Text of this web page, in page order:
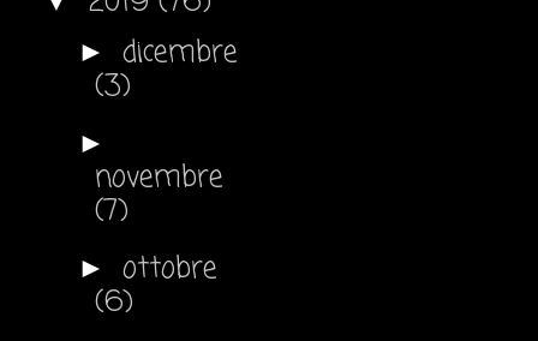
► dicembre
(3)
►
novembre
(7)
► ottobre
(6)